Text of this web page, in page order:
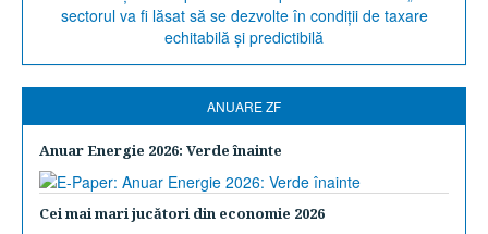
ANUARE ZF
Anuar Energie 2026: Verde înainte
Cei mai mari jucători din economie 2026